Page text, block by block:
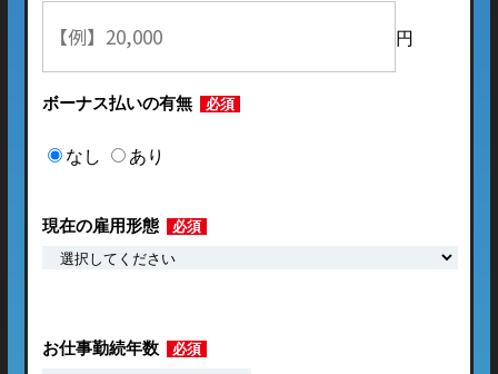
円
ボーナス払いの有無 必須
なし あり
現在の雇用形態 必須
お仕事勤続年数 必須